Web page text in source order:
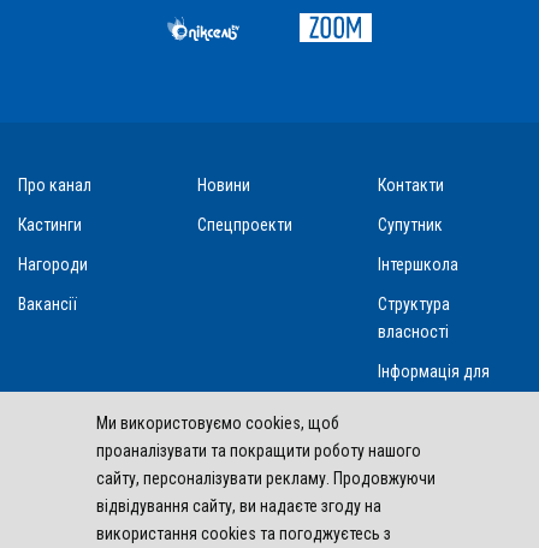
Про канал
Кастинги
Нагороди
Вакансії
Новини
Спецпроекти
Контакти
Супутник
Інтершкола
Структура
власності
Інформація для
Інтер входить у склад Inter Media Group Limited
2004 - 2026 Inter
Ми використовуємо cookies, щоб
проаналізувати та покращити роботу нашого
сайту, персоналізувати рекламу. Продовжуючи
відвідування сайту, ви надаєте згоду на
використання cookies та погоджуєтесь з